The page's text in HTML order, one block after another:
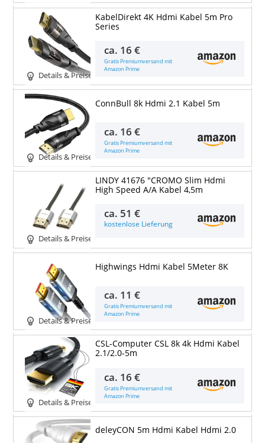
Details & Preise
KabelDirekt 4K Hdmi Kabel 5m Pro
Series
ca. 16 €
Gratis Premiumversand mit
Amazon Prime
Details & Preise
ConnBull 8k Hdmi 2.1 Kabel 5m
ca. 16 €
Gratis Premiumversand mit
Amazon Prime
Details & Preise
LINDY 41676 "CROMO Slim Hdmi
High Speed A/A Kabel 4,5m
ca. 51 €
kostenlose Lieferung
Details & Preise
Highwings Hdmi Kabel 5Meter 8K
ca. 11 €
Gratis Premiumversand mit
Amazon Prime
Details & Preise
CSL-Computer CSL 8k 4k Hdmi Kabel
2.1/2.0-5m
ca. 16 €
Gratis Premiumversand mit
Amazon Prime
deleyCON 5m Hdmi Kabel Hdmi 2.0